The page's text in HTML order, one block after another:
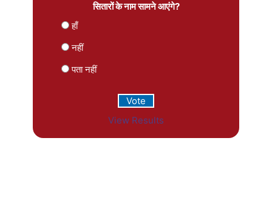
सितारों के नाम सामने आएंगे?
हाँ
नहीं
पता नहीं
View Results